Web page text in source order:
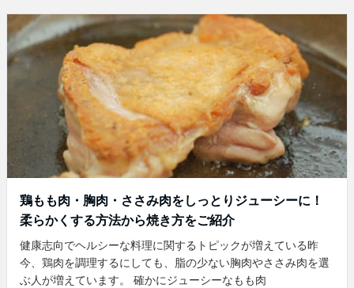
鶏もも肉・胸肉・ささみ肉をしっとりジューシーに！
柔らかくする方法から焼き方をご紹介
健康志向でヘルシーな料理に関するトピックが増えている昨
今、鶏肉を調理するにしても、脂の少ない胸肉やささみ肉を選
ぶ人が増えています。 確かにジューシーなもも肉